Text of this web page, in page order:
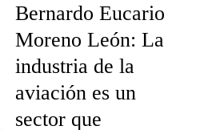
Bernardo Eucario
Moreno León: La
industria de la
aviación es un
sector que